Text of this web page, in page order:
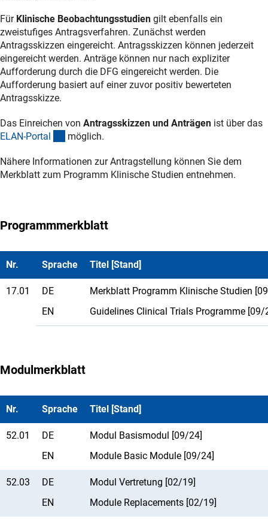
Für Klinische Beobachtungsstudien gilt ebenfalls ein
zweistufiges Antragsverfahren. Zunächst werden
Antragsskizzen eingereicht. Antragsskizzen können jederzeit
eingereicht werden. Anträge können nur nach expliziter
Aufforderung durch die DFG eingereicht werden. Die
Aufforderung basiert auf einer zuvor positiv bewerteten
Antragsskizze.
Das Einreichen von Antragsskizzen und Anträgen ist über das
ELAN-Portal (externer Link)
möglich.
Nähere Informationen zur Antragstellung können Sie dem
Merkblatt zum Programm Klinische Studien entnehmen.
Programmmerkblatt
Nr. Sprache Titel [Stand]
17.01 DE
Merkblatt Programm Klinische Studien
EN
Guidelines Clinical Trials Programme [09/
Modulmerkblatt
Nr. Sprache Titel [Stand]
52.01 DE
Modul Basismodul [09/24]
EN
Module Basic Module [09/24]
52.03 DE
Modul Vertretung [02/19]
EN
Module Replacements [02/19]